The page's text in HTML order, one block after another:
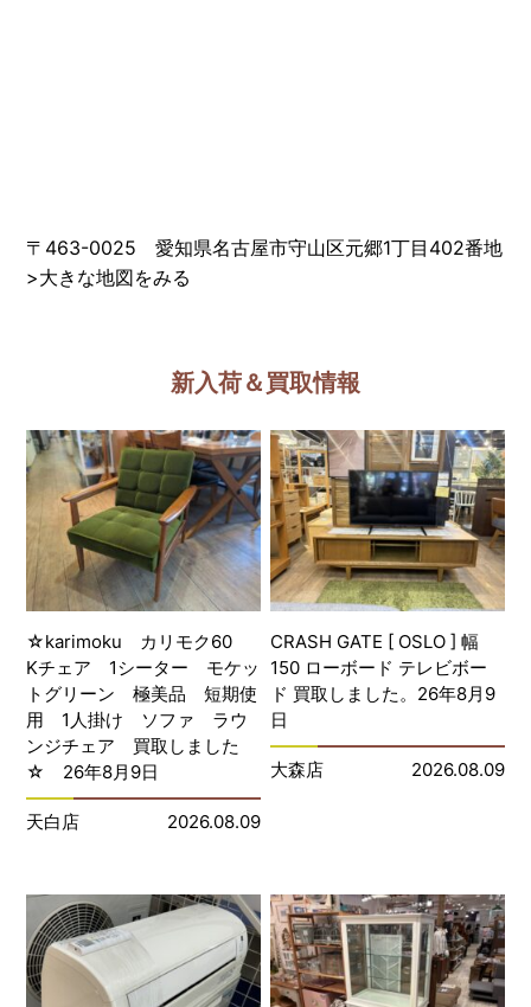
〒463-0025 愛知県名古屋市守山区元郷1丁目402番地
>大きな地図をみる
新入荷＆買取情報
☆karimoku カリモク60
Kチェア 1シーター モケッ
トグリーン 極美品 短期使
用 1人掛け ソファ ラウ
ンジチェア 買取しました
☆ 26年8月9日
天白店 2026.08.09
CRASH GATE [ OSLO ] 幅
150 ローボード テレビボー
ド 買取しました。26年8月9
日
大森店 2026.08.09